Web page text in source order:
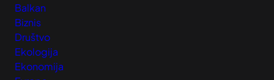
Balkan
Biznis
Društvo
Ekologija
Ekonomija